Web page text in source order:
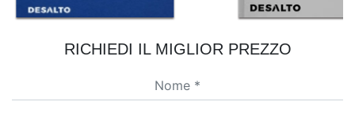
RICHIEDI IL MIGLIOR PREZZO